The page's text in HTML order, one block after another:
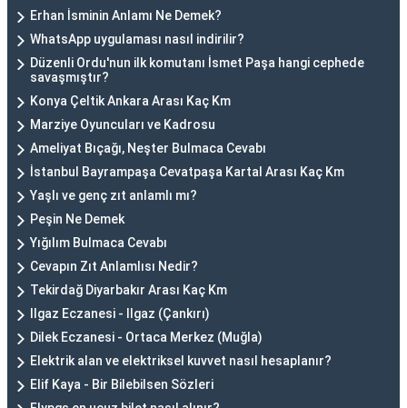
Erhan İsminin Anlamı Ne Demek?
WhatsApp uygulaması nasıl indirilir?
Düzenli Ordu'nun ilk komutanı İsmet Paşa hangi cephede
savaşmıştır?
Konya Çeltik Ankara Arası Kaç Km
Marziye Oyuncuları ve Kadrosu
Ameliyat Bıçağı, Neşter Bulmaca Cevabı
İstanbul Bayrampaşa Cevatpaşa Kartal Arası Kaç Km
Yaşlı ve genç zıt anlamlı mı?
Peşin Ne Demek
Yığılım Bulmaca Cevabı
Cevapın Zıt Anlamlısı Nedir?
Tekirdağ Diyarbakır Arası Kaç Km
Ilgaz Eczanesi - Ilgaz (Çankırı)
Dilek Eczanesi - Ortaca Merkez (Muğla)
Elektrik alan ve elektriksel kuvvet nasıl hesaplanır?
Elif Kaya - Bir Bilebilsen Sözleri